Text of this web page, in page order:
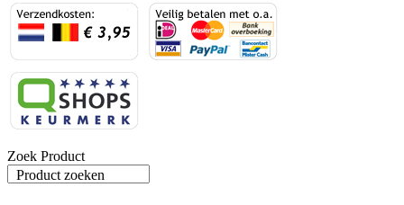
Zoek Product
Product zoeken